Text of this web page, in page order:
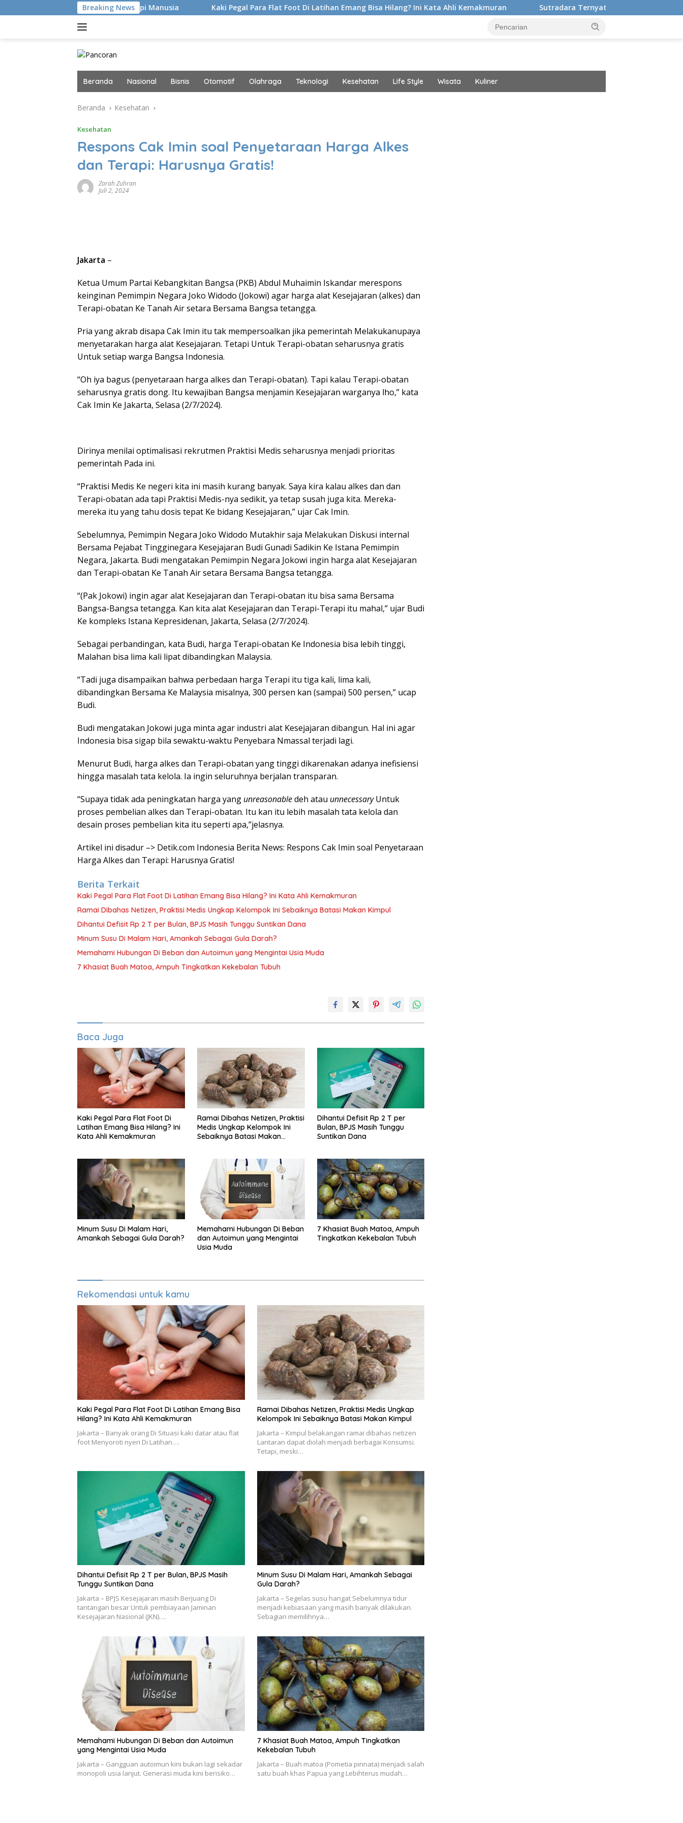
ke
Breaking News
Hacker Canggih, tapi Manusia Kaki Pegal Para Flat Foot Di Latihan Emang Bisa Hilang? Ini Kata Ahli Kemakmuran Sutradara Ternyata Ini Cinta Beberkan Pengalaman
Beranda Nasional Bisnis Otomotif Olahraga Teknologi Kesehatan Life Style Wisata Kuliner
Beranda Kesehatan
Kesehatan
Respons Cak Imin soal Penyetaraan Harga Alkes
dan Terapi: Harusnya Gratis!
Zarah Zuhran
Juli 2, 2024
Jakarta –
Ketua Umum Partai Kebangkitan Bangsa (PKB) Abdul Muhaimin Iskandar merespons
keinginan Pemimpin Negara Joko Widodo (Jokowi) agar harga alat Kesejajaran (alkes) dan
Terapi-obatan Ke Tanah Air setara Bersama Bangsa tetangga.
Pria yang akrab disapa Cak Imin itu tak mempersoalkan jika pemerintah Melakukanupaya
menyetarakan harga alat Kesejajaran. Tetapi Untuk Terapi-obatan seharusnya gratis
Untuk setiap warga Bangsa Indonesia.
“Oh iya bagus (penyetaraan harga alkes dan Terapi-obatan). Tapi kalau Terapi-obatan
seharusnya gratis dong. Itu kewajiban Bangsa menjamin Kesejajaran warganya lho,” kata
Cak Imin Ke Jakarta, Selasa (2/7/2024).
Dirinya menilai optimalisasi rekrutmen Praktisi Medis seharusnya menjadi prioritas
pemerintah Pada ini.
“Praktisi Medis Ke negeri kita ini masih kurang banyak. Saya kira kalau alkes dan dan
Terapi-obatan ada tapi Praktisi Medis-nya sedikit, ya tetap susah juga kita. Mereka-
mereka itu yang tahu dosis tepat Ke bidang Kesejajaran,” ujar Cak Imin.
Sebelumnya, Pemimpin Negara Joko Widodo Mutakhir saja Melakukan Diskusi internal
Bersama Pejabat Tingginegara Kesejajaran Budi Gunadi Sadikin Ke Istana Pemimpin
Negara, Jakarta. Budi mengatakan Pemimpin Negara Jokowi ingin harga alat Kesejajaran
dan Terapi-obatan Ke Tanah Air setara Bersama Bangsa tetangga.
“(Pak Jokowi) ingin agar alat Kesejajaran dan Terapi-obatan itu bisa sama Bersama
Bangsa-Bangsa tetangga. Kan kita alat Kesejajaran dan Terapi-Terapi itu mahal,” ujar Budi
Ke kompleks Istana Kepresidenan, Jakarta, Selasa (2/7/2024).
Sebagai perbandingan, kata Budi, harga Terapi-obatan Ke Indonesia bisa lebih tinggi,
Malahan bisa lima kali lipat dibandingkan Malaysia.
“Tadi juga disampaikan bahwa perbedaan harga Terapi itu tiga kali, lima kali,
dibandingkan Bersama Ke Malaysia misalnya, 300 persen kan (sampai) 500 persen,” ucap
Budi.
Budi mengatakan Jokowi juga minta agar industri alat Kesejajaran dibangun. Hal ini agar
Indonesia bisa sigap bila sewaktu-waktu Penyebara Nmassal terjadi lagi.
Menurut Budi, harga alkes dan Terapi-obatan yang tinggi dikarenakan adanya inefisiensi
hingga masalah tata kelola. Ia ingin seluruhnya berjalan transparan.
“Supaya tidak ada peningkatan harga yang unreasonabledeh atau unnecessaryUntuk
proses pembelian alkes dan Terapi-obatan. Itu kan itu lebih masalah tata kelola dan
desain proses pembelian kita itu seperti apa,”jelasnya.
Artikel ini disadur –> Detik.com Indonesia Berita News: Respons Cak Imin soal Penyetaraan
Harga Alkes dan Terapi: Harusnya Gratis!
Berita Terkait
Kaki Pegal Para Flat Foot Di Latihan Emang Bisa Hilang? Ini Kata Ahli Kemakmuran
Ramai Dibahas Netizen, Praktisi Medis Ungkap Kelompok Ini Sebaiknya Batasi Makan Kimpul
Dihantui Defisit Rp 2 T per Bulan, BPJS Masih Tunggu Suntikan Dana
Minum Susu Di Malam Hari, Amankah Sebagai Gula Darah?
Memahami Hubungan Di Beban dan Autoimun yang Mengintai Usia Muda
7 Khasiat Buah Matoa, Ampuh Tingkatkan Kekebalan Tubuh
Baca Juga
Kaki Pegal Para Flat Foot Di
Latihan Emang Bisa Hilang? Ini
Kata Ahli Kemakmuran
Ramai Dibahas Netizen, Praktisi
Medis Ungkap Kelompok Ini
Sebaiknya Batasi Makan
Dihantui Defisit Rp 2 T per
Bulan, BPJS Masih Tunggu
Suntikan Dana
Minum Susu Di Malam Hari,
Amankah Sebagai Gula Darah?
Memahami Hubungan Di Beban
dan Autoimun yang Mengintai
Usia Muda
7 Khasiat Buah Matoa, Ampuh
Tingkatkan Kekebalan Tubuh
Rekomendasi untuk kamu
Kaki Pegal Para Flat Foot Di Latihan Emang Bisa
Hilang? Ini Kata Ahli Kemakmuran
Jakarta – Banyak orang Di Situasi kaki datar atau flat
foot Menyoroti nyeri Di Latihan….
Ramai Dibahas Netizen, Praktisi Medis Ungkap
Kelompok Ini Sebaiknya Batasi Makan Kimpul
Jakarta – Kimpul belakangan ramai dibahas netizen
Lantaran dapat diolah menjadi berbagai Konsumsi.
Tetapi, meski…
Dihantui Defisit Rp 2 T per Bulan, BPJS Masih
Tunggu Suntikan Dana
Jakarta – BPJS Kesejajaran masih Berjuang Di
tantangan besar Untuk pembiayaan Jaminan
Kesejajaran Nasional (JKN)….
Minum Susu Di Malam Hari, Amankah Sebagai
Gula Darah?
Jakarta – Segelas susu hangat Sebelumnya tidur
menjadi kebiasaan yang masih banyak dilakukan.
Sebagian memilihnya…
Memahami Hubungan Di Beban dan Autoimun
yang Mengintai Usia Muda
Jakarta – Gangguan autoimun kini bukan lagi sekadar
monopoli usia lanjut. Generasi muda kini berisiko…
7 Khasiat Buah Matoa, Ampuh Tingkatkan
Kekebalan Tubuh
Jakarta – Buah matoa (Pometia pinnata) menjadi salah
satu buah khas Papua yang Lebihterus mudah…